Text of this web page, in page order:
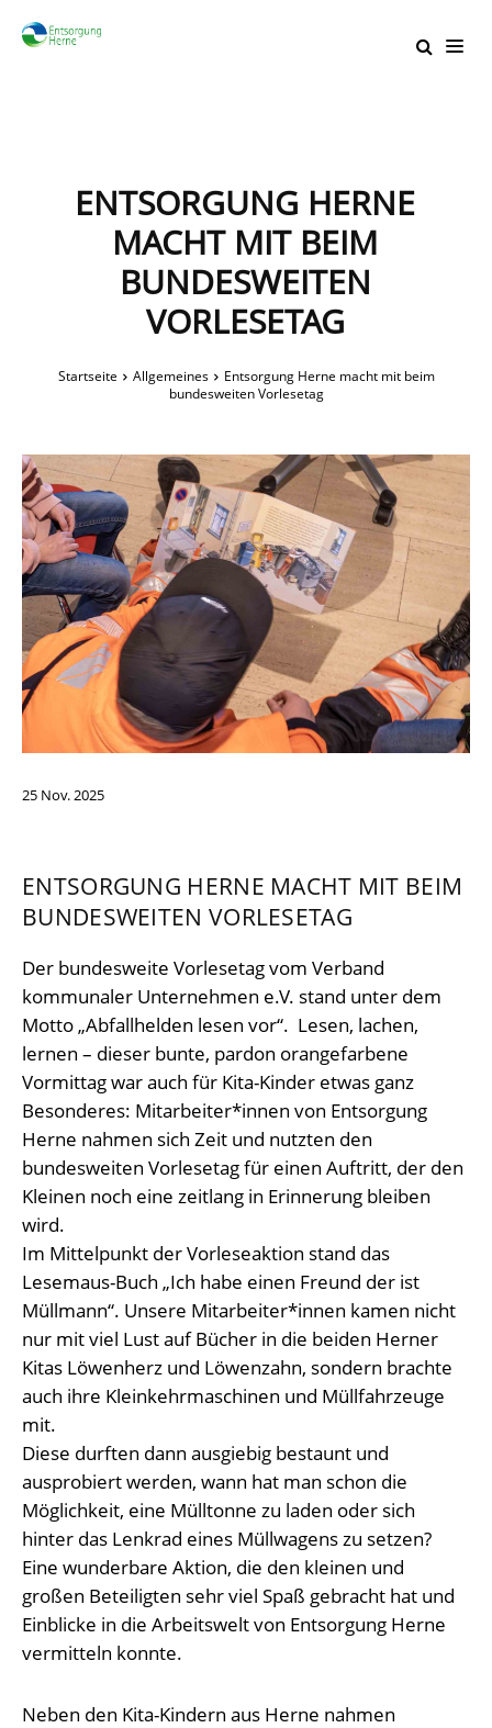
ENTSORGUNG HERNE
MACHT MIT BEIM
BUNDESWEITEN
VORLESETAG
Startseite Allgemeines
Entsorgung Herne macht mit beim
bundesweiten Vorlesetag
25 Nov.2025
ENTSORGUNG HERNE MACHT MIT BEIM
BUNDESWEITEN VORLESETAG
Der bundesweite Vorlesetag vom Verband
kommunaler Unternehmen e.V. stand unter dem
Motto „Abfallhelden lesen vor“. Lesen, lachen,
lernen – dieser bunte, pardon orangefarbene
Vormittag war auch für Kita-Kinder etwas ganz
Besonderes: Mitarbeiter*innen von Entsorgung
Herne nahmen sich Zeit und nutzten den
bundesweiten Vorlesetag für einen Auftritt, der den
Kleinen noch eine zeitlang in Erinnerung bleiben
wird.
Im Mittelpunkt der Vorleseaktion stand das
Lesemaus-Buch „Ich habe einen Freund der ist
Müllmann“. Unsere Mitarbeiter*innen kamen nicht
nur mit viel Lust auf Bücher in die beiden Herner
Kitas Löwenherz und Löwenzahn, sondern brachte
auch ihre Kleinkehrmaschinen und Müllfahrzeuge
mit.
Diese durften dann ausgiebig bestaunt und
ausprobiert werden, wann hat man schon die
Möglichkeit, eine Mülltonne zu laden oder sich
hinter das Lenkrad eines Müllwagens zu setzen?
Eine wunderbare Aktion, die den kleinen und
großen Beteiligten sehr viel Spaß gebracht hat und
Einblicke in die Arbeitswelt von Entsorgung Herne
vermitteln konnte.
Neben den Kita-Kindern aus Herne nahmen